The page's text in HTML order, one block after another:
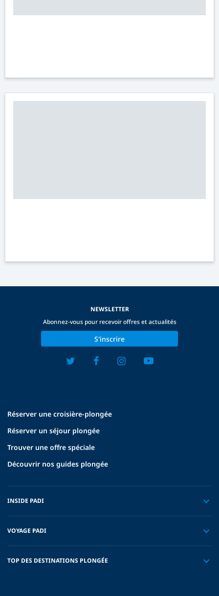
Réserver une croisière-plongée
Réserver un séjour plongée
Trouver une offre spéciale
Découvrir nos guides plongée
INSIDE PADI
VOYAGE PADI
TOP DES DESTINATIONS PLONGÉE
NEWSLETTER
Abonnez-vous pour recevoir offres et actualités
S'inscrire